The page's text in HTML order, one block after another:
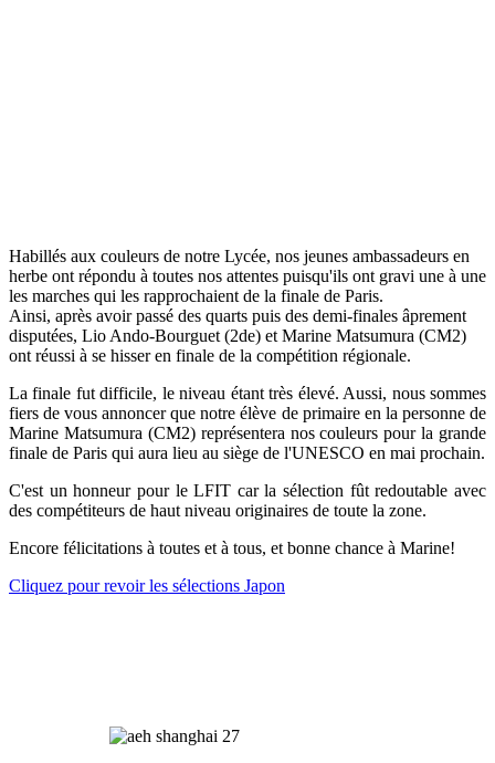
Habillés aux couleurs de notre Lycée, nos jeunes ambassadeurs en
herbe ont répondu à toutes nos attentes puisqu'ils ont gravi une à une
les marches qui les rapprochaient de la finale de Paris.
Ainsi, après avoir passé des quarts puis des demi-finales âprement
disputées, Lio Ando-Bourguet (2de) et Marine Matsumura (CM2)
ont réussi à se hisser en finale de la compétition régionale.
La finale fut difficile, le niveau étant très élevé. Aussi, nous sommes
fiers de vous annoncer que notre élève de primaire en la personne de
Marine Matsumura (CM2) représentera nos couleurs pour la grande
finale de Paris qui aura lieu au siège de l'UNESCO en mai prochain.
C'est un honneur pour le LFIT car la sélection fût redoutable avec
des compétiteurs de haut niveau originaires de toute la zone.
Encore félicitations à toutes et à tous, et bonne chance à Marine!
Cliquez pour revoir les sélections Japon